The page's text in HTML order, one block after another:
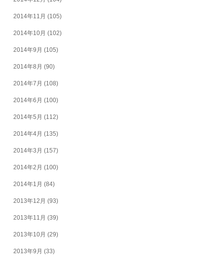
2014年11月 (105)
2014年10月 (102)
2014年9月 (105)
2014年8月 (90)
2014年7月 (108)
2014年6月 (100)
2014年5月 (112)
2014年4月 (135)
2014年3月 (157)
2014年2月 (100)
2014年1月 (84)
2013年12月 (93)
2013年11月 (39)
2013年10月 (29)
2013年9月 (33)